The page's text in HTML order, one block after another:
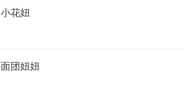
小花妞
面团妞妞